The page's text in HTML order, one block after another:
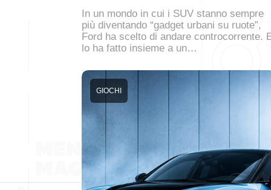
In un mondo in cui i SUV stanno sempre
più diventando “gadget urbani su ruote”,
Ford ha scelto di andare controcorrente.
lo ha fatto insieme a un…
GIOCHI